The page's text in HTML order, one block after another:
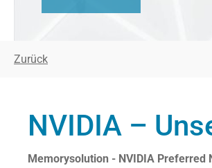
Zurück
NVIDIA –
Memorysolution - NVIDIA Preferred